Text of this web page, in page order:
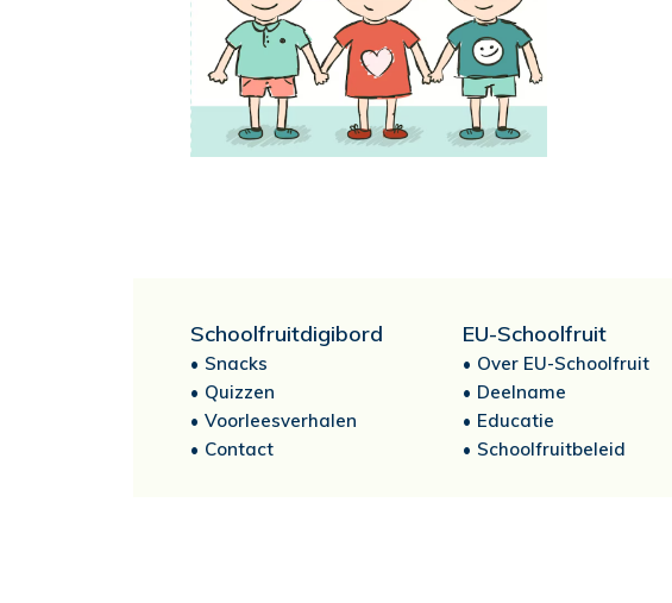
Schoolfruitdigibord
Snacks
Quizzen
Voorleesverhalen
Contact
EU-Schoolfruit
Over EU-Schoolfruit
Deelname
Educatie
Schoolfruitbeleid